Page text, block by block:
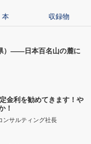
本 収録物
）――日本百名山の麓に
金利を勧めてきます！や
！
ンサルティング社長